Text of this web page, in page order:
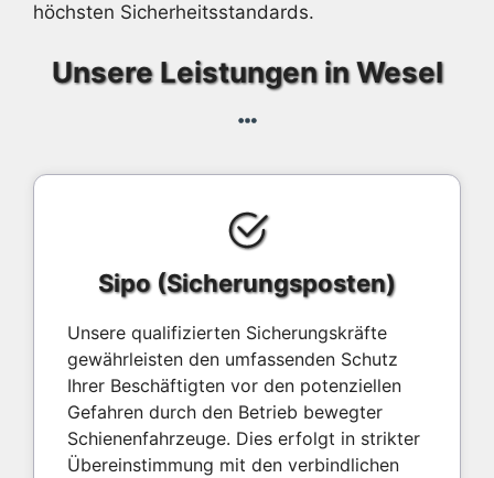
höchsten Sicherheitsstandards.
Unsere Leistungen in Wesel
Sipo (Sicherungsposten)
Unsere qualifizierten Sicherungskräfte
gewährleisten den umfassenden Schutz
Ihrer Beschäftigten vor den potenziellen
Gefahren durch den Betrieb bewegter
Schienenfahrzeuge. Dies erfolgt in strikter
Übereinstimmung mit den verbindlichen